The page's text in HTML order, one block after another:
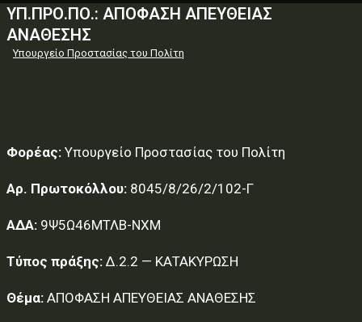
ΥΠ.ΠΡΟ.ΠΟ.: ΑΠΟΦΑΣΗ ΑΠΕΥΘΕΙΑΣ
ΑΝΑΘΕΣΗΣ
Υπουργείο Προστασίας του Πολίτη
Φορέας: Υπουργείο Προστασίας του Πολίτη
Αρ. Πρωτοκόλλου: 8045/8/26/2/102-Γ
ΑΔΑ: 9Ψ5Ω46ΜΤΛΒ-ΝΧΜ
Τύπος πράξης: Δ.2.2 — ΚΑΤΑΚΥΡΩΣΗ
Θέμα: ΑΠΟΦΑΣΗ ΑΠΕΥΘΕΙΑΣ ΑΝΑΘΕΣΗΣ